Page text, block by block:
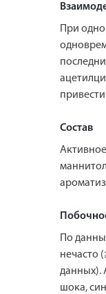
При
Состав
маннитол
По
нечасто
данных).
шока,